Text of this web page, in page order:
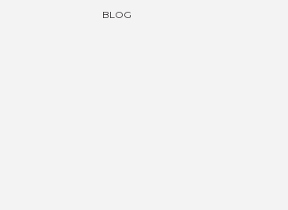
BLOG